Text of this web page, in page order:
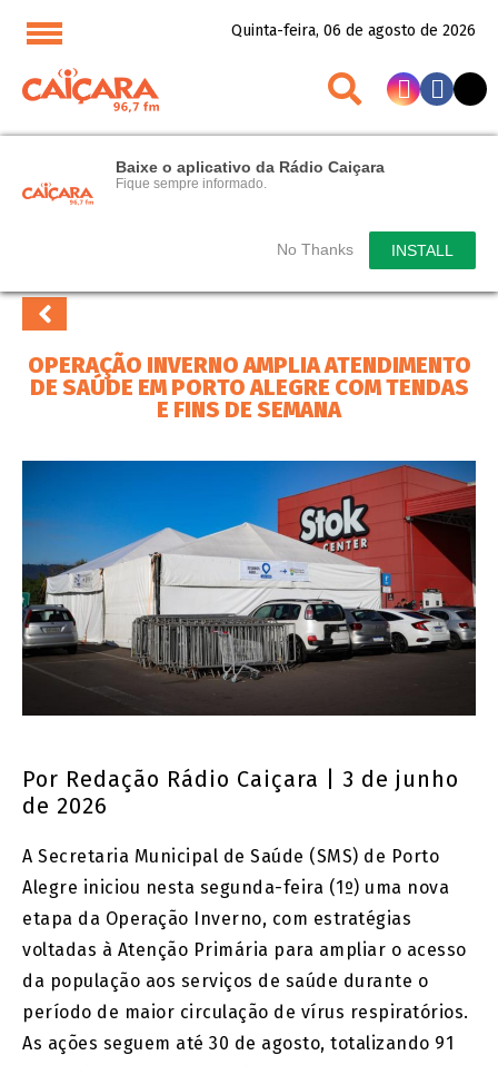
Baixe o aplicativo da Rádio Caiçara
Fique sempre informado.
No Thanks INSTALL
Quinta-feira, 06 de agosto de 2026
OPERAÇÃO INVERNO AMPLIA ATENDIMENTO
DE SAÚDE EM PORTO ALEGRE COM TENDAS
E FINS DE SEMANA
Por Redação Rádio Caiçara | 3 de junho
de 2026
A Secretaria Municipal de Saúde (SMS) de Porto
Alegre iniciou nesta segunda-feira (1º) uma nova
etapa da Operação Inverno, com estratégias
voltadas à Atenção Primária para ampliar o acesso
da população aos serviços de saúde durante o
período de maior circulação de vírus respiratórios.
As ações seguem até 30 de agosto, totalizando 91